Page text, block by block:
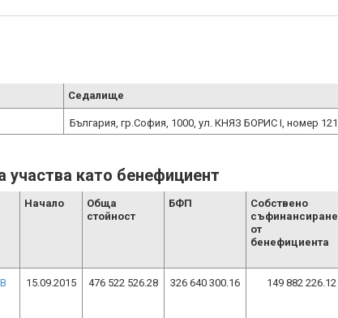
Седалище
България, гр.София, 1000, ул. КНЯЗ БОРИС І, номер 121
участва като бенефициент
Начало
Обща
стойност
БФП
Собствено
съфинансиране
от
бенефициента
15.09.2015 476 522 526.28 326 640 300.16 149 882 226.12